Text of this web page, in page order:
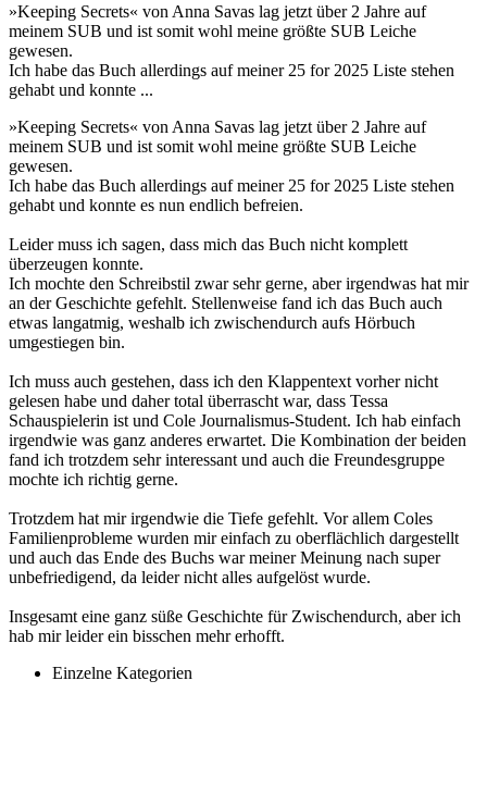
»Keeping Secrets« von Anna Savas lag jetzt über 2 Jahre auf
meinem SUB und ist somit wohl meine größte SUB Leiche
gewesen.
Ich habe das Buch allerdings auf meiner 25 for 2025 Liste stehen
gehabt und konnte ...
»Keeping Secrets« von Anna Savas lag jetzt über 2 Jahre auf
meinem SUB und ist somit wohl meine größte SUB Leiche
gewesen.
Ich habe das Buch allerdings auf meiner 25 for 2025 Liste stehen
gehabt und konnte es nun endlich befreien.
Leider muss ich sagen, dass mich das Buch nicht komplett
überzeugen konnte.
Ich mochte den Schreibstil zwar sehr gerne, aber irgendwas hat mir
an der Geschichte gefehlt. Stellenweise fand ich das Buch auch
etwas langatmig, weshalb ich zwischendurch aufs Hörbuch
umgestiegen bin.
Ich muss auch gestehen, dass ich den Klappentext vorher nicht
gelesen habe und daher total überrascht war, dass Tessa
Schauspielerin ist und Cole Journalismus-Student. Ich hab einfach
irgendwie was ganz anderes erwartet. Die Kombination der beiden
fand ich trotzdem sehr interessant und auch die Freundesgruppe
mochte ich richtig gerne.
Trotzdem hat mir irgendwie die Tiefe gefehlt. Vor allem Coles
Familienprobleme wurden mir einfach zu oberflächlich dargestellt
und auch das Ende des Buchs war meiner Meinung nach super
unbefriedigend, da leider nicht alles aufgelöst wurde.
Insgesamt eine ganz süße Geschichte für Zwischendurch, aber ich
hab mir leider ein bisschen mehr erhofft.
Einzelne Kategorien